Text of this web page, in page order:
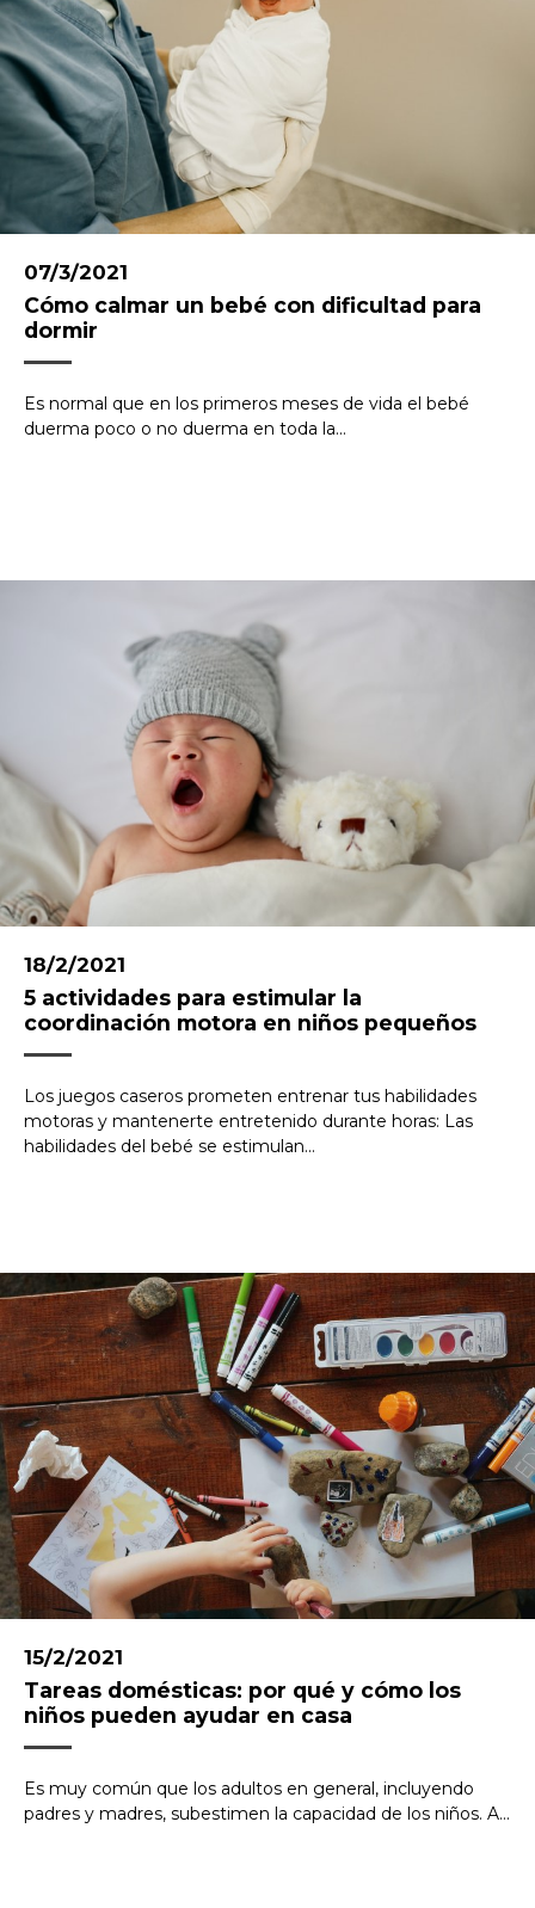
07/3/2021
Cómo calmar un bebé con dificultad para
dormir
Es normal que en los primeros meses de vida el bebé
duerma poco o no duerma en toda la...
18/2/2021
5 actividades para estimular la
coordinación motora en niños pequeños
Los juegos caseros prometen entrenar tus habilidades
motoras y mantenerte entretenido durante horas: Las
habilidades del bebé se estimulan...
15/2/2021
Tareas domésticas: por qué y cómo los
niños pueden ayudar en casa
Es muy común que los adultos en general, incluyendo
padres y madres, subestimen la capacidad de los niños. A...